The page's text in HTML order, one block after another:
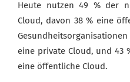
Heute nutzen 49 % der
Cloud, davon 38 % eine
eine private Cloud, und 43
eine öffentliche Cloud.